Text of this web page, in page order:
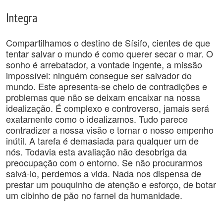
Integra
Compartilhamos o destino de Sísifo, cientes de que
tentar salvar o mundo é como querer secar o mar. O
sonho é arrebatador, a vontade ingente, a missão
impossível: ninguém consegue ser salvador do
mundo. Este apresenta-se cheio de contradições e
problemas que não se deixam encaixar na nossa
idealização. É complexo e controverso, jamais será
exatamente como o idealizamos. Tudo parece
contradizer a nossa visão e tornar o nosso empenho
inútil. A tarefa é demasiada para qualquer um de
nós. Todavia esta avaliação não desobriga da
preocupação com o entorno. Se não procurarmos
salvá-lo, perdemos a vida. Nada nos dispensa de
prestar um pouquinho de atenção e esforço, de botar
um cibinho de pão no farnel da humanidade.